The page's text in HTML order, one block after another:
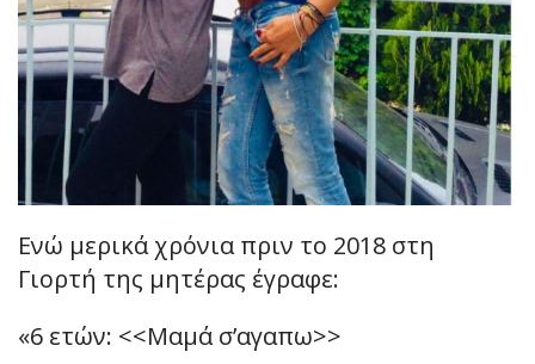
Ενώ μερικά χρόνια πριν το 2018 στη
Γιορτή της μητέρας έγραφε:
«6 ετών: <<Μαμά σ’αγαπω>>